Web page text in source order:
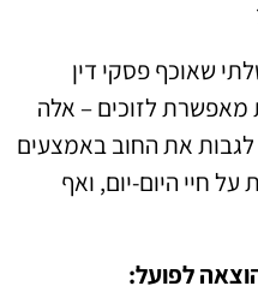
שאוכף פסקי דין
מאפשרת לזוכים – אלה
את החוב באמצעים
על חיי היום-יום, ואף
לפועל: